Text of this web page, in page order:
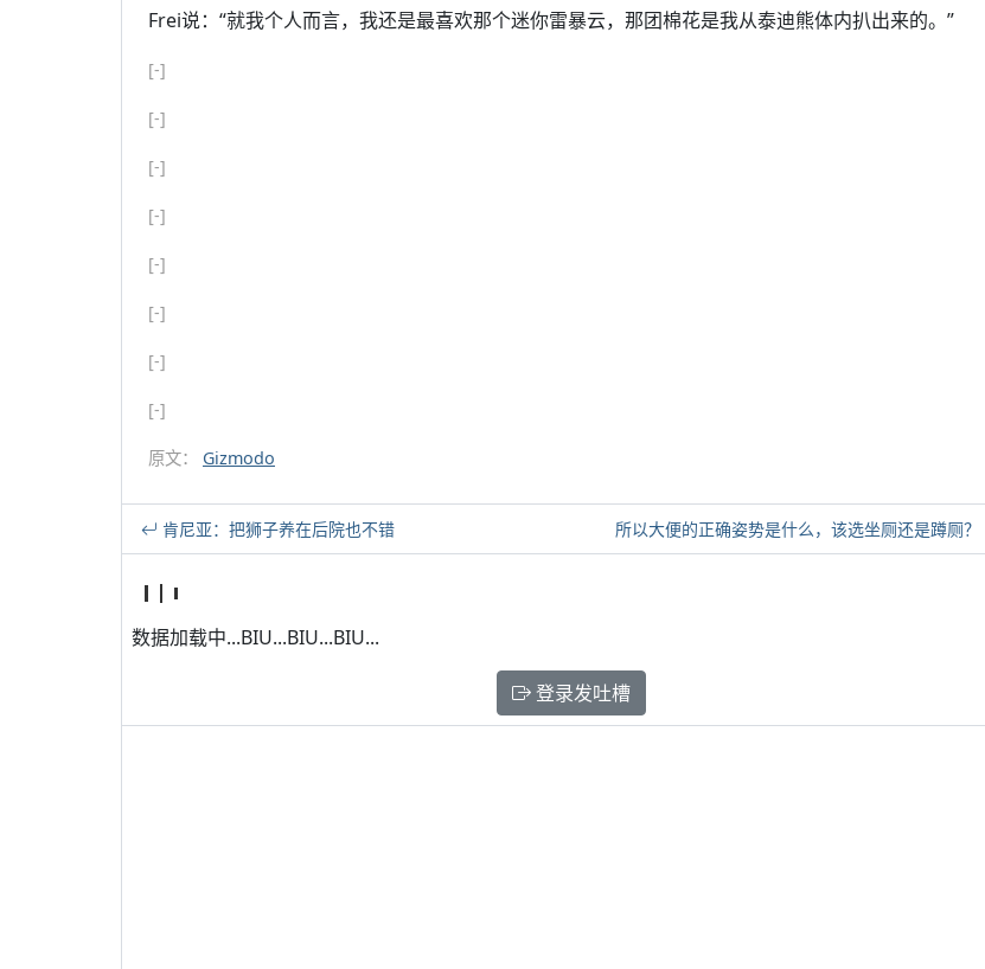
Frei说：“就我个人而言，我还是最喜欢那个迷你雷暴云，那团棉花是我从泰迪熊体内扒出来的。”
[-]
[-]
[-]
[-]
[-]
[-]
[-]
[-]
原文： Gizmodo
肯尼亚：把狮子养在后院也不错 所以大便的正确姿势是什么，该选坐厕还是蹲厕？
数据加载中...BIU...BIU...BIU...
登录发吐槽